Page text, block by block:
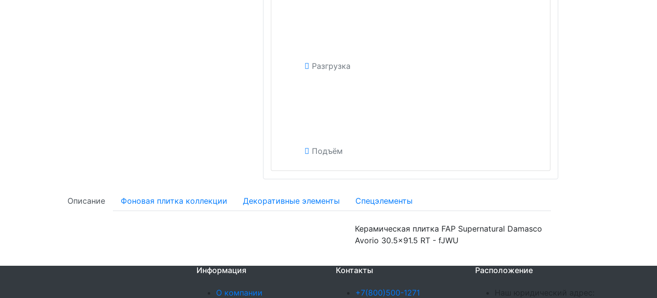
Разгрузка
Подъём
Описание Фоновая плитка коллекции Декоративные элементы Спецэлементы
Керамическая плитка FAP Supernatural Damasco
Avorio 30.5x91.5 RT - fJWU
Информация
О компании
Контакты
+7(800)500-1271
Расположение
Наш юридический адрес: